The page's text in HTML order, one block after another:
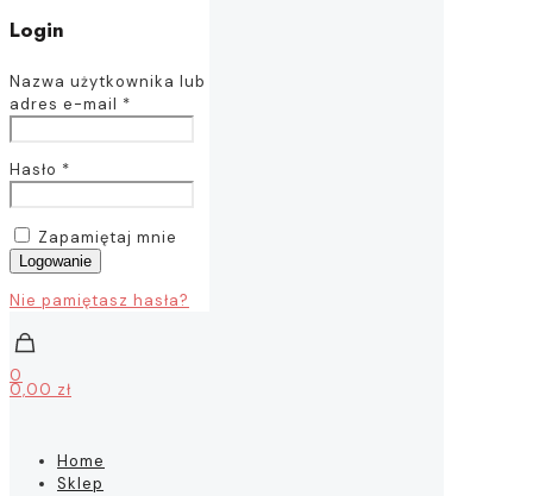
Login
Nazwa użytkownika lub
adres e-mail *
Hasło *
Zapamiętaj mnie
Logowanie
Nie pamiętasz hasła?
0
0,00 zł
Home
Sklep